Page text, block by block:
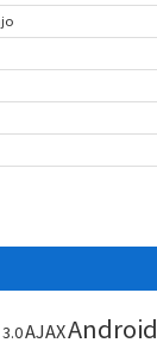
AJAXAndroid